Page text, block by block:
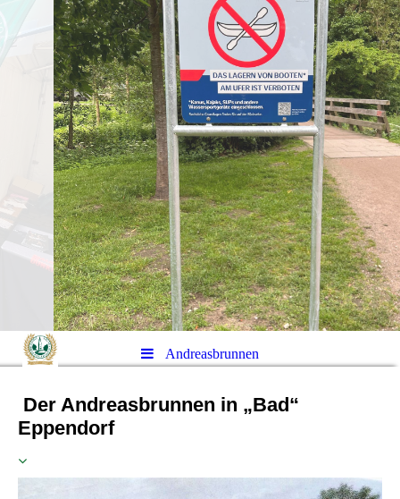
Andreasbrunnen
Der Andreasbrunnen in „Bad“
Eppendorf